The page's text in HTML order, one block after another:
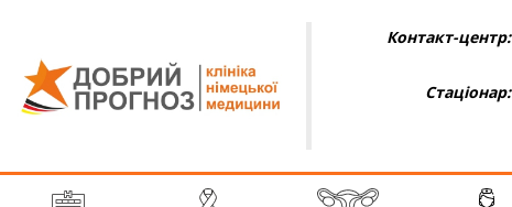
Контакт-центр:
Стаціонар: